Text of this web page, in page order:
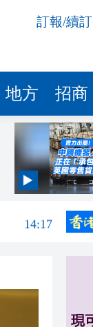
訂報/續訂
地方 招商
14:22
14:17